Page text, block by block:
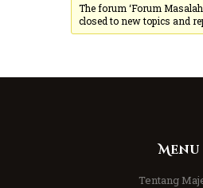
The forum ‘Forum
closed to new topics and
Menu
Tentang